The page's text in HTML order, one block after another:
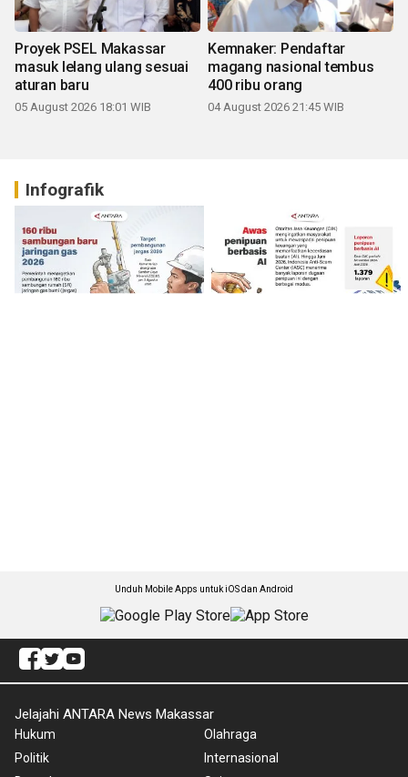
Proyek PSEL Makassar
masuk lelang ulang sesuai
aturan baru
05 August 2026 18:01 WIB
Kemnaker: Pendaftar
magang nasional tembus
400 ribu orang
04 August 2026 21:45 WIB
Infografik
Unduh Mobile Apps untuk iOS dan Android
Jelajahi ANTARA News Makassar
Hukum
Politik
Olahraga
Internasional